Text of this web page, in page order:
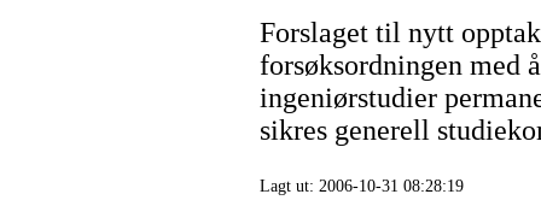
Forslaget til nytt
forsøksordningen med
ingeniørstudier
sikres generell
Lagt ut: 2006-10-31 08:28:19